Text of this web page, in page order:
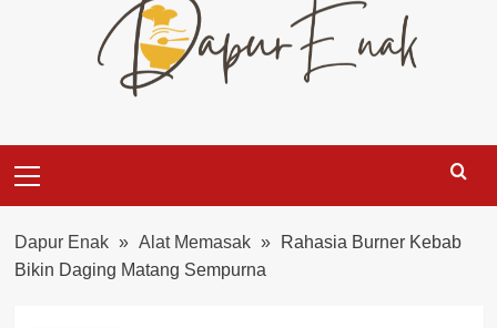
Menu
Dapur Enak » Alat Memasak »
Rahasia Burner Kebab
Bikin Daging Matang Sempurna